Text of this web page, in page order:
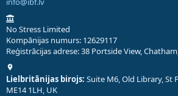
No Stress Limited
Kompānijas numurs: 12629117
Reģistrācijas adrese: 38 Portside View,
Lielbritānijas birojs: Suite M6, Old Library, St
ME14 1LH, UK